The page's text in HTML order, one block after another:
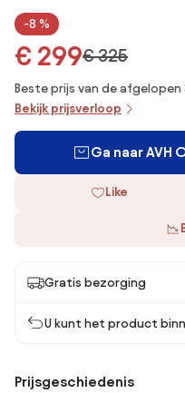
-8 %
€ 299€ 325
Beste prijs van de afgelopen
Bekijk prijsverloop
Ga naar AVH
Like
Gratis bezorging
U kunt het product
Prijsgeschiedenis